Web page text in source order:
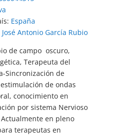
España
José Antonio García Rubio
de campo oscuro,
Terapeuta del
Sincronización de
de ondas
conocimiento en
por sistema Nervioso
en pleno
terapeutas en